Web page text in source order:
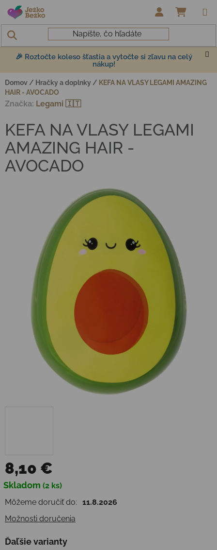
Prejsť na obsah
🎉 Roztočte koleso šťastia a vytočte si zľavu na celý
nákup!
Domov / Hračky a doplnky / KEFA NA VLASY LEGAMI AMAZING
HAIR - AVOCADO
8,10 €
Jednotková cena:
Skladom (2 ks)
Môžeme doručiť do:
11.8.2026
Možnosti doručenia
Ďaľšie varianty
KEFA NA VLASY LEGAMI
AMAZING HAIR -
AVOCADO
Značka: Legami 🇮🇹